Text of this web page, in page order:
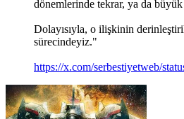
dönemlerinde tekrar, ya da
Dolayısıyla, o ilişkinin
sürecindeyiz."
https://x.com/serbestiyetweb/